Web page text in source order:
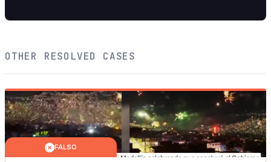
OTHER RESOLVED CASES
FALSO